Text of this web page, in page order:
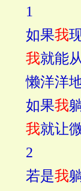
1
如果我
我就能
懒洋洋
如果我
我就让
2
若是我